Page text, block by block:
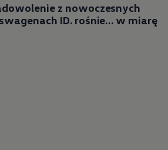
z nowoczesnych
ID. rośnie… w miarę